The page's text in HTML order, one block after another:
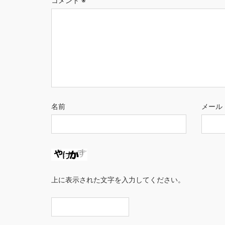
名前 メール
上に表示された文字を入力してください。